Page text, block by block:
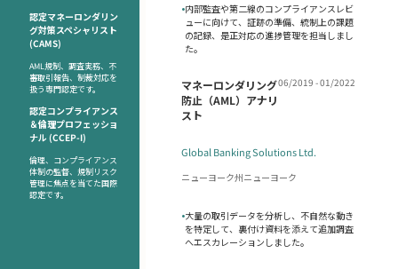
認定マネーロンダリン
グ対策スペシャリスト
(CAMS)
AML規制、調査実務、不
審取引報告、制裁対応を
扱う専門認定です。
認定コンプライアンス
＆倫理プロフェッショ
ナル (CCEP-I)
倫理、コンプライアンス
体制の監督、規制リスク
管理に焦点を当てた国際
認定です。
•内部監査や第二線のコンプライアンスレビ
ューに向けて、証跡の準備、統制上の課題
の記録、是正対応の進捗管理を担当しまし
た。
マネーロンダリング
防止（AML）アナリ
スト
06/2019 - 01/2022
Global Banking Solutions Ltd.
ニューヨーク州ニューヨーク
•大量の取引データを分析し、不自然な動き
を特定して、裏付け資料を添えて追加調査
へエスカレーションしました。